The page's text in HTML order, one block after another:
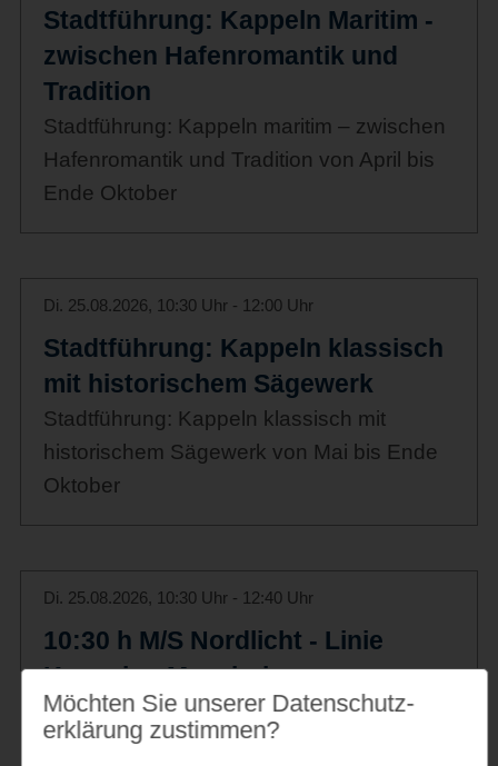
Stadtführung: Kappeln Maritim -
zwischen Hafenromantik und
Tradition
Stadtführung: Kappeln maritim – zwischen
Hafenromantik und Tradition von April bis
Ende Oktober
Di. 25.08.2026, 10:30 Uhr - 12:00 Uhr
Stadtführung: Kappeln klassisch
mit historischem Sägewerk
Stadtführung: Kappeln klassisch mit
historischem Sägewerk von Mai bis Ende
Oktober
Di. 25.08.2026, 10:30 Uhr - 12:40 Uhr
10:30 h M/S Nordlicht - Linie
Kappeln - Maasholm -
Schleimünde (Landgang +
Entdeckertour für Kinder) und
Möchten Sie unserer Datenschutz­
erklärung zustimmen?